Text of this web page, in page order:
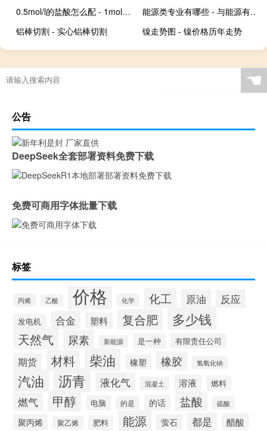
0.5mol/l的盐酸怎么配 - 1mol/L盐酸溶液怎么配
能源类专业有哪些 - 与能源有关的大学专业
铝棒切割 - 实心铝棒切割
镍走势图 - 镍价格历年走势
☚
公告
DeepSeek全套部署资料免费下载
免费可商用字体批量下载
标签
丙烯 乙酸 价格 化学 化工 原油 反应
发电机 合金 塑料 复合肥 多少钱
天然气 尿素 新能源 是一种 有限责任公司
期货 材料 柴油 橡塑 橡胶 氢氧化钠
汽油 沥青 液化气 混凝土 溶液 燃料
燃气 甲醇 电脑 的是 的话 盐酸 硫酸
聚丙烯 聚乙烯 肥料 能源 萤石 都是 醋酸